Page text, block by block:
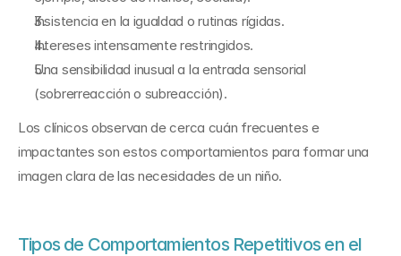
Insistencia en la igualdad o rutinas rígidas.
Intereses intensamente restringidos.
Una sensibilidad inusual a la entrada sensorial
(sobrerreacción o subreacción).
Los clínicos observan de cerca cuán frecuentes e
impactantes son estos comportamientos para formar una
imagen clara de las necesidades de un niño.
Tipos de Comportamientos Repetitivos en el